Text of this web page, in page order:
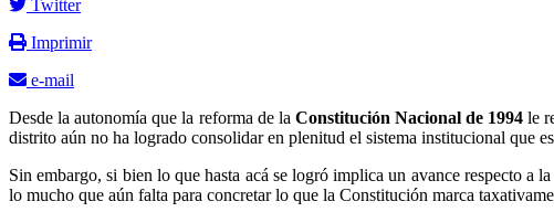
Twitter
Imprimir
e-mail
Desde la autonomía que la reforma de la Constitución Nacional de 1994 le
distrito aún no ha logrado consolidar en plenitud el sistema institucional que
Sin embargo, si bien lo que hasta acá se logró implica un avance respecto a
lo mucho que aún falta para concretar lo que la Constitución marca